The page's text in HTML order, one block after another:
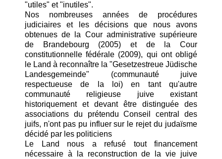
"utiles" et "inutiles".
Nos nombreuses années de procédures
judiciaires et les décisions que nous avons
obtenues de la Cour administrative supérieure
de Brandebourg (2005) et de la Cour
constitutionnelle fédérale (2009), qui ont obligé
le Land à reconnaître la "Gesetzestreue Jüdische
Landesgemeinde" (communauté juive
respectueuse de la loi) en tant qu'autre
communauté religieuse juive existant
historiquement et devant être distinguée des
associations du prétendu Conseil central des
juifs, n'ont pas pu influer sur le rejet du judaïsme
décidé par les politiciens
Le Land nous a refusé tout financement
nécessaire à la reconstruction de la vie juive